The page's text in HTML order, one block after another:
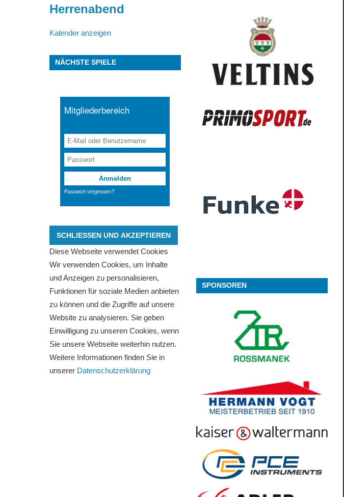
Herrenabend
Kalender anzeigen
NÄCHSTE SPIELE
Diese Webseite verwendet Cookies
Wir verwenden Cookies, um Inhalte
und Anzeigen zu personalisieren,
Funktionen für soziale Medien anbieten
zu können und die Zugriffe auf unsere
Website zu analysieren. Sie geben
Einwilligung zu unseren Cookies, wenn
Sie unsere Webseite weiterhin nutzen.
Weitere Informationen finden Sie in
unserer Datenschutzerklärung
SPONSOREN